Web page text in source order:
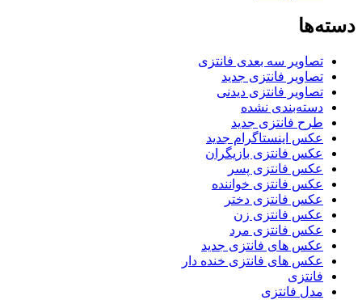
دسته‌ها
تصاویر سه بعدی فانتزی
تصاویر فانتزی جدید
تصاویر فانتزی دیدنی
دسته‌بندی نشده
طرح فانتزی جدید
عکس اینستاگرام جدید
عکس فانتزی بازیگران
عکس فانتزی پسر
عکس فانتزی خواننده
عکس فانتزی دختر
عکس فانتزی زن
عکس فانتزی مرد
عکس های فانتزی جدید
عکس های فانتزی خنده دار
فانتزی
مدل فانتزی